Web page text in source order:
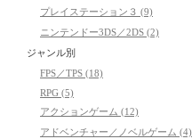
プレイステーション３ (9)
ニンテンドー3DS／2DS (2)
ジャンル別
FPS／TPS (18)
RPG (5)
アクションゲーム (12)
アドベンチャー／ノベルゲーム (4)